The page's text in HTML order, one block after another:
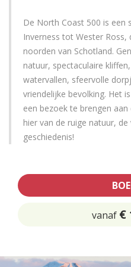
De North Coast 500 is een
Inverness tot Wester
noorden van Schotland.
natuur, spectaculaire
watervallen, sfeervolle
vriendelijke bevolking. Het
een bezoek te brengen
hier van de ruige natuur,
geschiedenis!
vanaf €